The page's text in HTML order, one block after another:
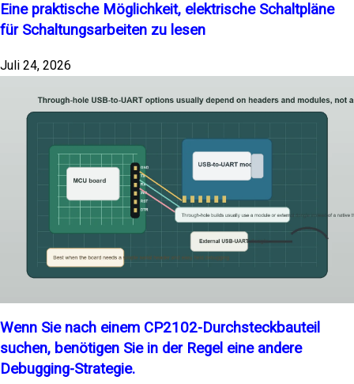
Eine praktische Möglichkeit, elektrische Schaltpläne
für Schaltungsarbeiten zu lesen
Juli 24, 2026
Wenn Sie nach einem CP2102-Durchsteckbauteil
suchen, benötigen Sie in der Regel eine andere
Debugging-Strategie.